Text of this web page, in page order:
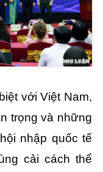
với Việt Nam,
trọng và những
nhập quốc tế
cải cách thể